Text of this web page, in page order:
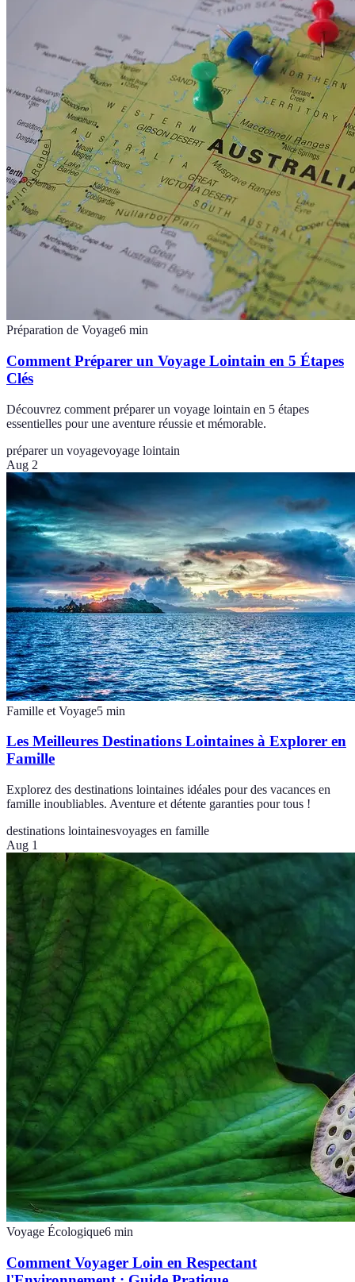
Préparation de Voyage6 min
Comment Préparer un Voyage Lointain en 5 Étapes
Clés
Découvrez comment préparer un voyage lointain en 5 étapes
essentielles pour une aventure réussie et mémorable.
préparer un voyagevoyage lointain
Aug 2
Famille et Voyage5 min
Les Meilleures Destinations Lointaines à Explorer en
Famille
Explorez des destinations lointaines idéales pour des vacances en
famille inoubliables. Aventure et détente garanties pour tous !
destinations lointainesvoyages en famille
Aug 1
Voyage Écologique6 min
Comment Voyager Loin en Respectant